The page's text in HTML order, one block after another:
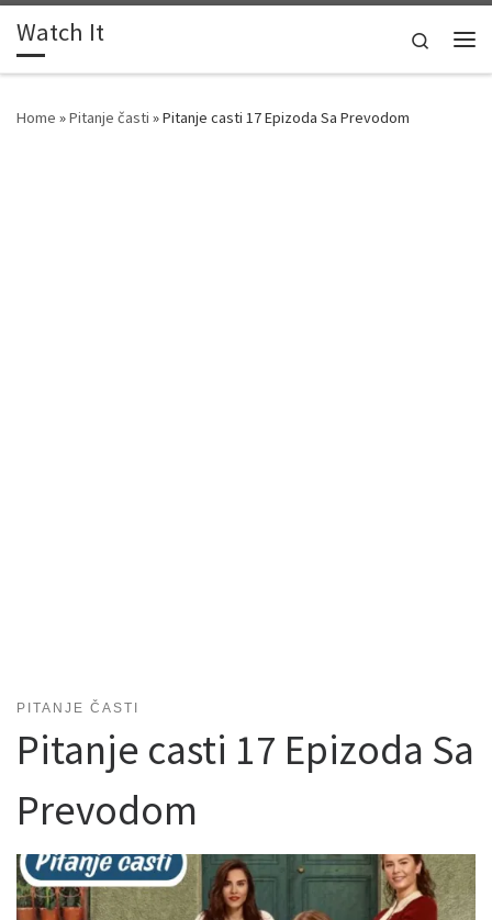
Skip to content
Watch It
Search
Home »Pitanje časti »Pitanje casti 17 Epizoda Sa Prevodom
PITANJE ČASTI
Pitanje casti 17 Epizoda Sa
Prevodom